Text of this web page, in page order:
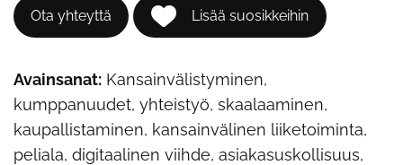
Ota yhteyttä Lisää suosikkeihin
Avainsanat: Kansainvälistyminen,
kumppanuudet, yhteistyö, skaalaaminen,
kaupallistaminen, kansainvälinen liiketoiminta,
peliala, digitaalinen viihde, asiakasuskollisuus,